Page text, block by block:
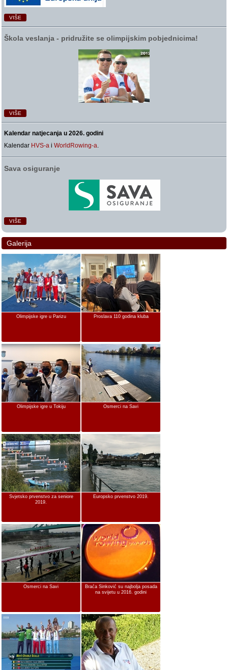
VIŠE
Škola veslanja ‑ pridružite se olimpijskim pobjednicima!
VIŠE
Kalendar natjecanja u 2026. godini
Kalendar HVS-a iWorldRowing-a.
Sava osiguranje
VIŠE
Galerija
Olimpijske igre u Parizu Proslava 110 godina kluba
Olimpijske igre u Tokiju Osmerci na Savi
Svjetsko prvenstvo za seniore
2019.
Europsko prvenstvo 2019.
Osmerci na Savi
Braća Sinković su najbolja posada
na svijetu u 2016. godini